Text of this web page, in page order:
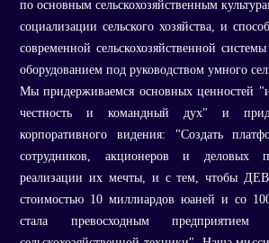
по основным сельскохозяйственным
социализации сельского хозяйства, и
современной сельскохозяйственной
оборудованием под руководством умного
Мы придерживаемся основных ценностей
честность и командный дух" и
корпоративного видения: "Создать
сотрудников, акционеров и деловых
реализации их мечты, и с тем, чтобы
стоимостью 10 миллиардов юаней и со
стала превосходным предприятием